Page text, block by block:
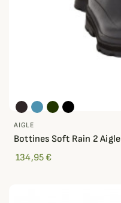
AIGLE
Bottines Soft Rain 2 Aigle
134,95 €